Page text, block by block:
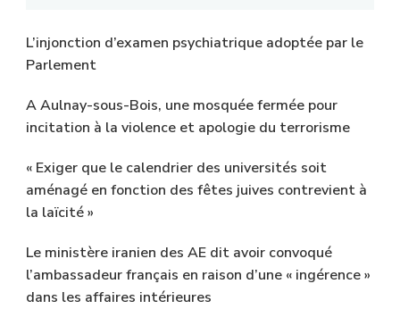
L’injonction d’examen psychiatrique adoptée par le
Parlement
A Aulnay-sous-Bois, une mosquée fermée pour
incitation à la violence et apologie du terrorisme
« Exiger que le calendrier des universités soit
aménagé en fonction des fêtes juives contrevient à
la laïcité »
Le ministère iranien des AE dit avoir convoqué
l’ambassadeur français en raison d’une « ingérence »
dans les affaires intérieures